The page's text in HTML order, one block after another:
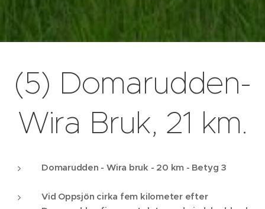
(5) Domarudden-
Wira Bruk, 21 km.
Domarudden - Wira bruk - 20 km - Betyg 3
Vid Oppsjön cirka fem kilometer efter